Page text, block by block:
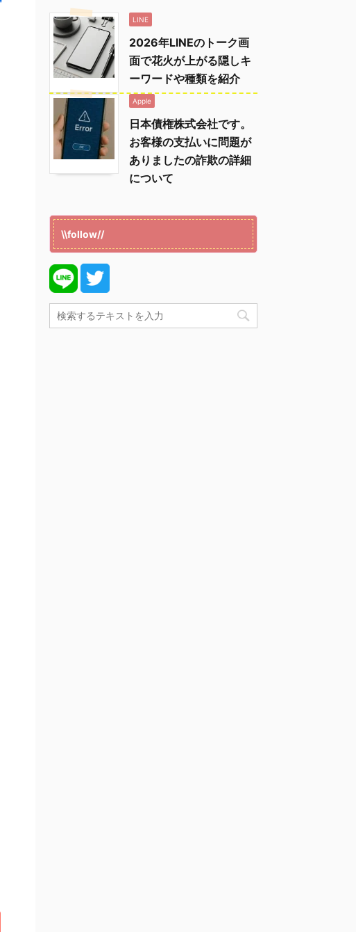
LINE
2026年LINEのトーク画
面で花火が上がる隠しキ
ーワードや種類を紹介
Apple
日本債権株式会社です。
お客様の支払いに問題が
ありましたの詐欺の詳細
について
\\follow//